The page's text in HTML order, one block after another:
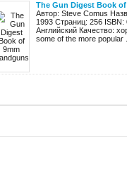
The Gun Digest Book
Автор: Steve Comus
1993 Страниц: 256
Английский Качество:
some of the more popular